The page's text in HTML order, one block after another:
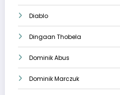
Diablo
Dingaan Thobela
Dominik Abus
Dominik Marczuk